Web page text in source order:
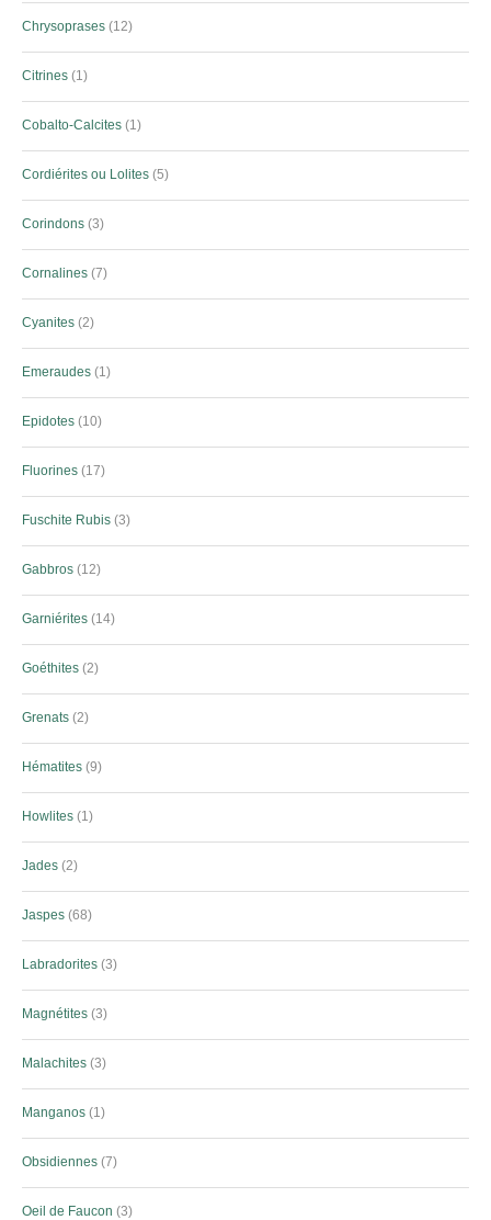
Chrysoprases 12
Citrines 1
Cobalto-Calcites 1
Cordiérites ou Lolites 5
Corindons 3
Cornalines 7
Cyanites 2
Emeraudes 1
Epidotes 10
Fluorines 17
Fuschite Rubis 3
Gabbros 12
Garniérites 14
Goéthites 2
Grenats 2
Hématites 9
Howlites 1
Jades 2
Jaspes 68
Labradorites 3
Magnétites 3
Malachites 3
Manganos 1
Obsidiennes 7
Oeil de Faucon 3